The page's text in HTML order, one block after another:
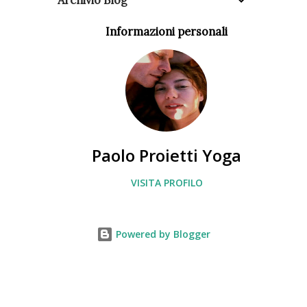
Informazioni personali
Paolo Proietti Yoga
VISITA PROFILO
Powered by Blogger